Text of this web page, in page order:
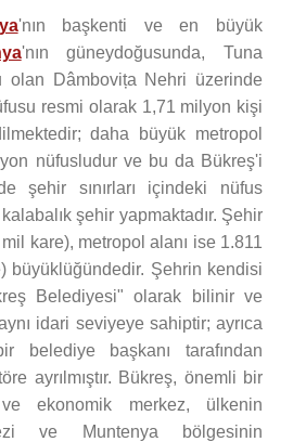
'nın başkenti ve en büyük
'nın güneydoğusunda, Tuna
olan Dâmbovița Nehri üzerinde
resmi olarak 1,71 milyon kişi
daha büyük metropol
nüfusludur ve bu da Bükreş'i
şehir sınırları içindeki nüfus
şehir yapmaktadır. Şehir
kare), metropol alanı ise 1.811
büyüklüğündedir. Şehrin kendisi
Belediyesi" olarak bilinir ve
idari seviyeye sahiptir; ayrıca
belediye başkanı tarafından
ayrılmıştır. Bükreş, önemli bir
ekonomik merkez, ülkenin
ve Muntenya bölgesinin